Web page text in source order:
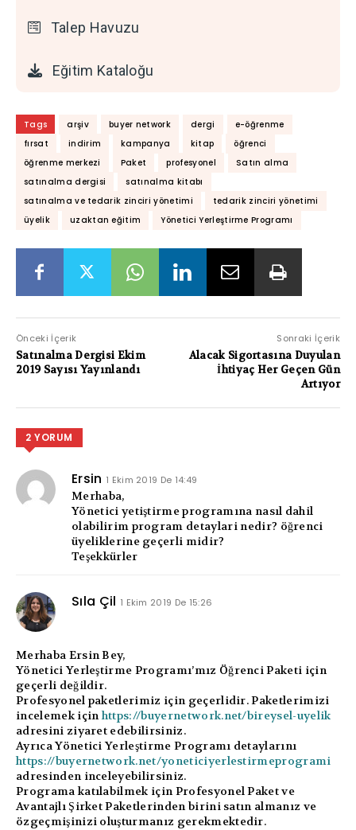
Talep Havuzu
Eğitim Kataloğu
Tags arşiv buyer network dergi
e-öğrenme
fırsat
indirim kampanya kitap
öğrenci
öğrenme merkezi
Paket profesyonel
Satın alma
satınalma dergisi
satınalma kitabı
satınalma ve tedarik zinciri yönetimi
tedarik zinciri yönetimi
üyelik
uzaktan eğitim Yönetici Yerleştirme Programı
Önceki İçerik
Satınalma Dergisi Ekim
2019 Sayısı Yayınlandı
Sonraki İçerik
Alacak Sigortasına Duyulan
İhtiyaç Her Geçen Gün
Artıyor
2 YORUM
Ersin 1 Ekim 2019 De 14:49
Merhaba,
Yönetici yetiştirme programına nasıl dahil
olabilirim program detaylari nedir? öğrenci
üyeliklerine geçerli midir?
Teşekkürler
Sıla Çil 1 Ekim 2019 De 15:26
Merhaba Ersin Bey,
Yönetici Yerleştirme Programı’mız Öğrenci Paketi için
geçerli değildir.
Profesyonel paketlerimiz için geçerlidir. Paketlerimizi
incelemek içinhttps://buyernetwork.net/bireysel-uyelik
adresini ziyaret edebilirsiniz.
Ayrıca Yönetici Yerleştirme Programı detaylarını
https://buyernetwork.net/yoneticiyerlestirmeprogrami
adresinden inceleyebilirsiniz.
Programa katılabilmek için Profesyonel Paket ve
Avantajlı Şirket Paketlerinden birini satın almanız ve
özgeçmişinizi oluşturmanız gerekmektedir.